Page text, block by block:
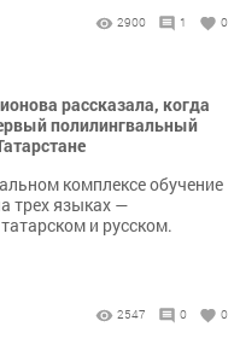
2900 1 0
рассказала, когда
полилингвальный
комплексе обучение
трех языках —
и русском.
2547 0 0